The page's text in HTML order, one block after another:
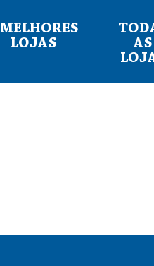
MELHORES
LOJAS
AS